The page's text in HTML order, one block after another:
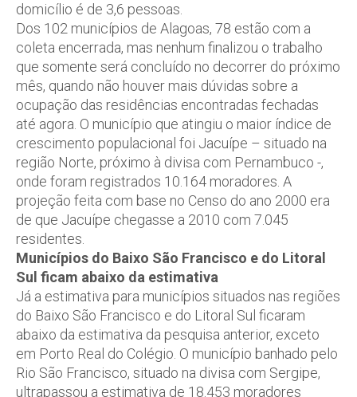
domicílio é de 3,6 pessoas.
Dos 102 municípios de Alagoas, 78 estão com a
coleta encerrada, mas nenhum finalizou o trabalho
que somente será concluído no decorrer do próximo
mês, quando não houver mais dúvidas sobre a
ocupação das residências encontradas fechadas
até agora. O município que atingiu o maior índice de
crescimento populacional foi Jacuípe – situado na
região Norte, próximo à divisa com Pernambuco -,
onde foram registrados 10.164 moradores. A
projeção feita com base no Censo do ano 2000 era
de que Jacuípe chegasse a 2010 com 7.045
residentes.
Municípios do Baixo São Francisco e do Litoral
Sul ficam abaixo da estimativa
Já a estimativa para municípios situados nas regiões
do Baixo São Francisco e do Litoral Sul ficaram
abaixo da estimativa da pesquisa anterior, exceto
em Porto Real do Colégio. O município banhado pelo
Rio São Francisco, situado na divisa com Sergipe,
ultrapassou a estimativa de 18.453 moradores